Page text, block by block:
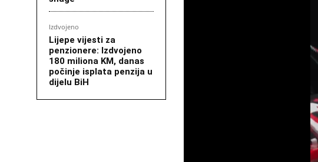
Izdvojeno
Lijepe vijesti za
penzionere: Izdvojeno
180 miliona KM, danas
počinje isplata penzija u
dijelu BiH